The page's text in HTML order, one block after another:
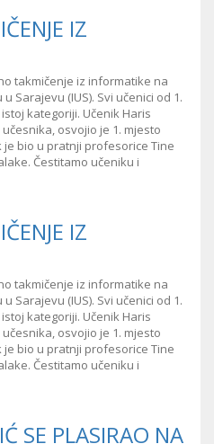
IZ
takmičenje iz informatike na
Sarajevu (IUS). Svi učenici od 1.
kategoriji. Učenik Haris
osvojio je 1. mjesto
bio u pratnji profesorice Tine
Čestitamo učeniku i
IZ
takmičenje iz informatike na
Sarajevu (IUS). Svi učenici od 1.
kategoriji. Učenik Haris
osvojio je 1. mjesto
bio u pratnji profesorice Tine
Čestitamo učeniku i
SE PLASIRAO NA